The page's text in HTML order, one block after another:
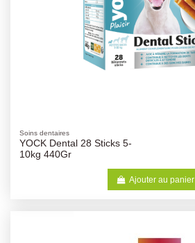
Soins dentaires
YOCK Dental 28 Sticks 5-
10kg 440Gr
Ajouter au panier